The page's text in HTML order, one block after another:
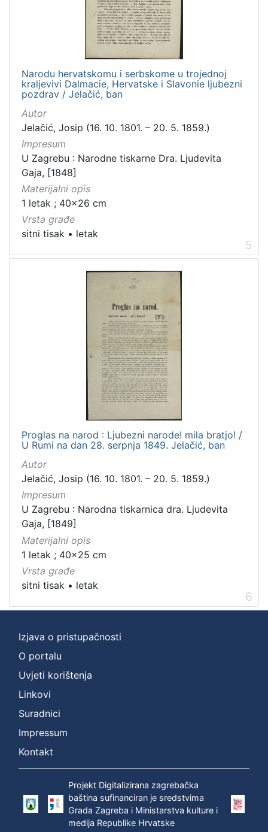
Narodu hervatskomu i serbskome u trojednoj
kraljevivi Dalmacie, Hervatske i Slavonie ljubezni
pozdrav / Jelačić, ban
Autor
Jelačić, Josip (16. 10. 1801. – 20. 5. 1859.)
Impresum
U Zagrebu : Narodne tiskarne Dra. Ljudevita
Gaja, [1848]
Materijalni opis
1 letak ; 40x26 cm
Vrsta građe
sitni tisak • letak
5
Proglas na narod : Ljubezni narode! mila bratjo! /
U Rumi na dan 28. serpnja 1849. Jelačić, ban
Autor
Jelačić, Josip (16. 10. 1801. – 20. 5. 1859.)
Impresum
U Zagrebu : Narodna tiskarnica dra. Ljudevita
Gaja, [1849]
Materijalni opis
1 letak ; 40x25 cm
Vrsta građe
sitni tisak • letak
6
Izjava o pristupačnosti
O portalu
Uvjeti korištenja
Linkovi
Suradnici
Impressum
Kontakt
Projekt Digitalizirana zagrebačka
baština sufinanciran je sredstvima
Grada Zagreba i Ministarstva kulture i
medija Republike Hrvatske